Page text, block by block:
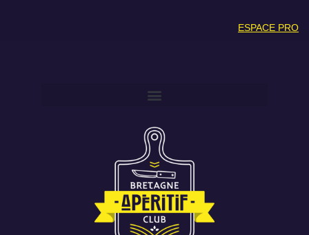
ESPACE PRO